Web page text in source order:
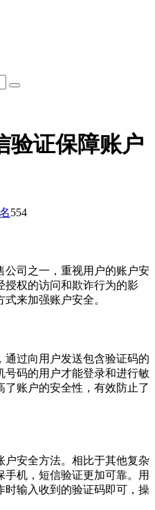
验证保障账户
554
公司之一，重视用户的账户安
授权的访问和欺诈行为的影
来加强账户安全。
过向用户发送包含验证码的
码的用户才能登录和进行敏
账户的安全性，有效防止了
户安全方法。相比于其他复杂
机，短信验证更加可靠。用
时输入收到的验证码即可，操